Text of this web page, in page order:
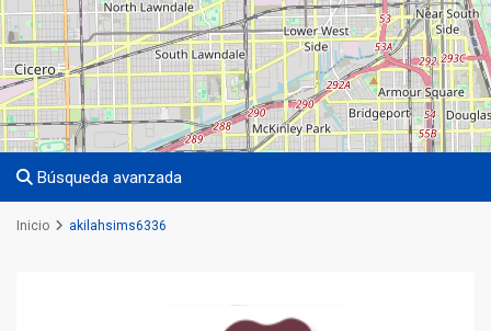
Búsqueda avanzada
Inicio akilahsims6336